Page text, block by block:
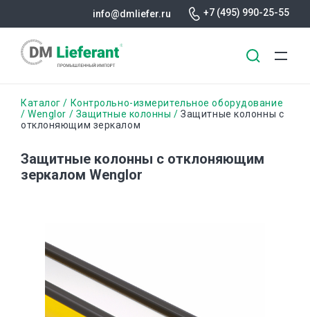
основному
info@dmliefer.ru +7 (495) 990-25-55
Строка
навигации
Каталог
Контрольно-измерительное оборудование
Wenglor
Защитные колонны
Защитные колонны с
отклоняющим зеркалом
Защитные колонны с отклоняющим
зеркалом Wenglor